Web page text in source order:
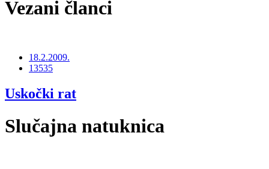
Vezani članci
18.2.2009.
13535
Uskočki rat
Slučajna natuknica